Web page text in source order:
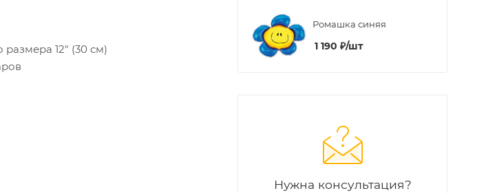
12" (30 см)
Ромашка синяя
1 190 ₽/шт
Нужна консультация?